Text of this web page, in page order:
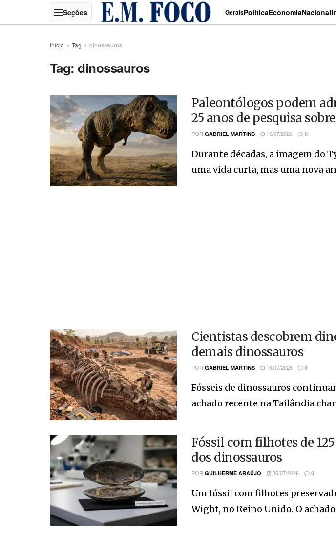
GeraisPolíticaEconomiaNacional
Início Tag dinossauros
Tag:dinossauros
Paleontólogos podem
25 anos de pesquisa
POR GABRIEL MARTINS 16/07/2026 0
Durante décadas, a imagem do
uma vida curta, mas uma nova
Cientistas descobrem
demais dinossauros
POR GABRIEL MARTINS 16/07/2026 0
Fósseis de dinossauros
achado recente na Tailândia
Fóssil com filhotes de
dos dinossauros
POR GUILHERME ARAÚJO 06/07/2026 0
Um fóssil com filhotes
Wight, no Reino Unido. O achado